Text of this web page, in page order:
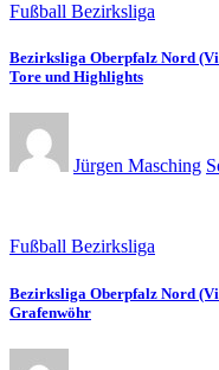
Fußball Bezirksliga
Bezirksliga Oberpfalz Nord
Tore und Highlights
Jürgen Masching
Fußball Bezirksliga
Bezirksliga Oberpfalz Nord
Grafenwöhr